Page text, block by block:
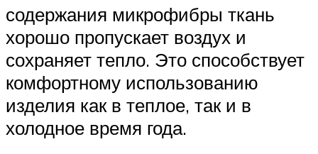
содержания микрофибры ткань
хорошо пропускает воздух и
сохраняет тепло. Это способствует
комфортному использованию
изделия как в теплое, так и в
холодное время года.